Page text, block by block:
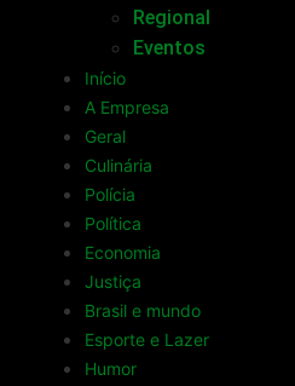
Regional
Eventos
Início
A Empresa
Geral
Culinária
Polícia
Política
Economia
Justiça
Brasil e mundo
Esporte e Lazer
Humor